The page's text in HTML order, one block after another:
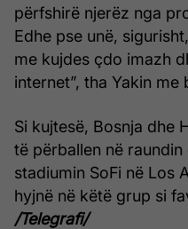
përfshirë njerëz nga
Edhe pse unë,
me kujdes çdo imazh
internet”, tha Yakin me
Si kujtesë, Bosnja dhe
të përballen në
stadiumin SoFi në Los
hyjnë në këtë grup si
/Telegrafi/